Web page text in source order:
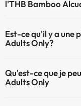
l'THB Bamboo
compagnie ne sont pas
Est-ce qu'il y a une
Adults Only?
plus d'info sur la
Qu'est-ce que je
Adults Only